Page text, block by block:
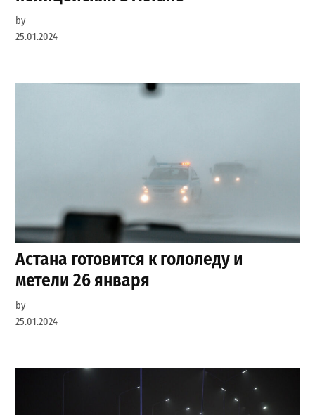
by
25.01.2024
Астана готовится к гололеду и
метели 26 января
by
25.01.2024